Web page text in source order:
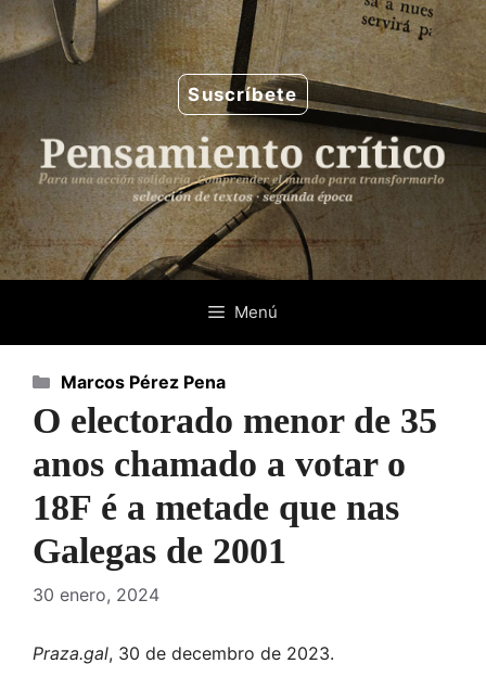
Saltar
al
contenido
Suscríbete
Menú
O electorado menor de 35
anos chamado a votar o
18F é a metade que nas
Galegas de 2001
30 enero, 2024
Praza.gal, 30 de decembro de 2023.
Categorías
Marcos Pérez Pena